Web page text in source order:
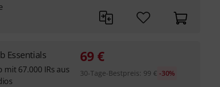
Essentials
67.000 IRs aus
69 €
30-Tage-Bestpreis: 99 € -30%